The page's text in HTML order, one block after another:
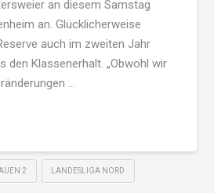
an diesem Samstag
an. Glücklicherweise
auch im zweiten Jahr
den Klassenerhalt. „Obwohl wir
…
2 LANDESLIGA NORD